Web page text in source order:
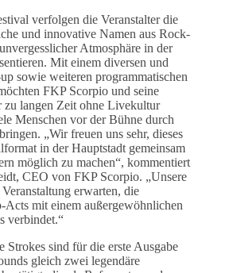
verfolgen die Veranstalter die
und innovative Namen aus Rock-
Atmosphäre in der
Mit einem diversen und
sowie weiteren programmatischen
FKP Scorpio und seine
zu langen Zeit ohne Livekultur
Menschen vor der Bühne durch
„Wir freuen uns sehr, dieses
in der Hauptstadt gemeinsam
möglich zu machen“, kommentiert
CEO von FKP Scorpio. „Unsere
erwarten, die
Acts mit einem außergewöhnlichen
verbindet.“
Strokes sind für die erste Ausgabe
gleich zwei legendäre